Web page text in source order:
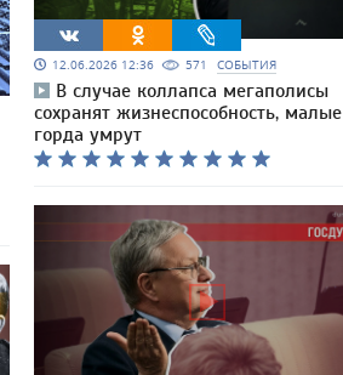
12.06.2026 12:36 571 СОБЫТИЯ
В случае коллапса мегаполисы
сохранят жизнеспособность, малые
горда умрут